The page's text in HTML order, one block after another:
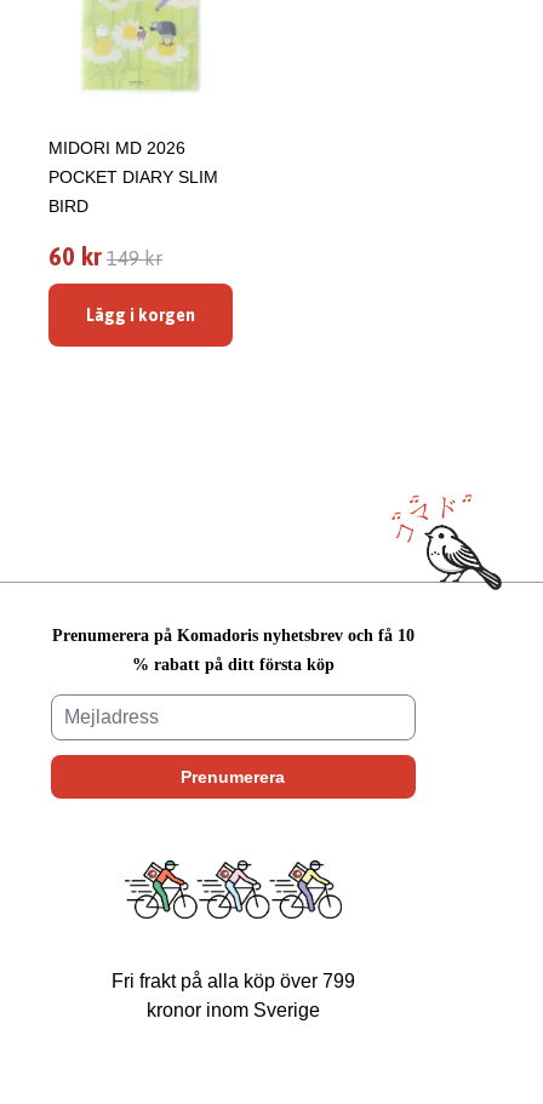
MIDORI MD 2026
POCKET DIARY SLIM
BIRD
60 kr 149 kr
Lägg i korgen
Prenumerera på Komadoris nyhetsbrev och få 10
% rabatt på ditt första köp
Fri frakt på alla köp över 799
kronor inom Sverige